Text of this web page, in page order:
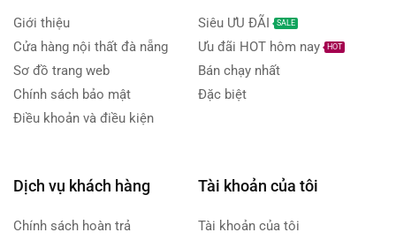
Giới thiệu
Cửa hàng nội thất đà nẵng
Sơ đồ trang web
Chính sách bảo mật
Điều khoản và điều kiện
Siêu ƯU ĐÃI SALE
Ưu đãi HOT hôm nay HOT
Bán chạy nhất
Đặc biệt
Dịch vụ khách hàng
Chính sách hoàn trả
Tài khoản của tôi
Tài khoản của tôi